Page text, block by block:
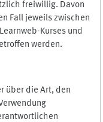
freiwillig. Davon
Fall jeweils zwischen
Kurses und
werden.
über die Art, den